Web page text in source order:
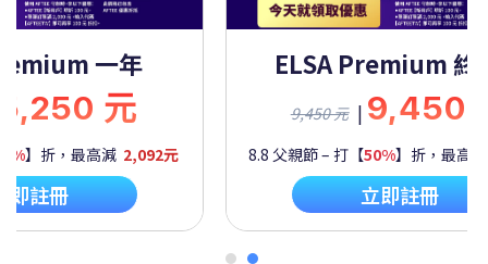
一年
元
】折，最高減 2,092元
即註冊
ELSA Premium 終
9,450 元 | 9,450
8.8 父親節 – 打【50%】折，最高
立即註冊